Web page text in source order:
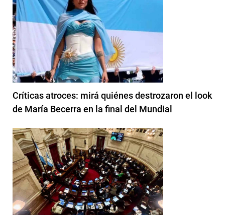
Críticas atroces: mirá quiénes destrozaron el look
de María Becerra en la final del Mundial